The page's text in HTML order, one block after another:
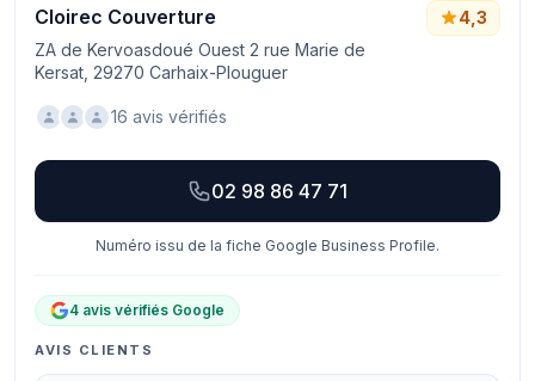
Cloirec Couverture
ZA de Kervoasdoué Ouest 2 rue Marie de
Kersat, 29270 Carhaix-Plouguer
4,3
16 avis vérifiés
02 98 86 47 71
Numéro issu de la fiche Google Business Profile.
4 avis vérifiés Google
AVIS CLIENTS